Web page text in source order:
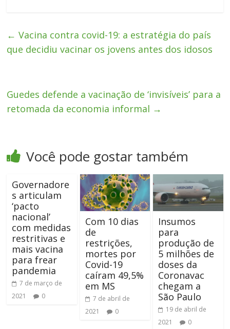
← Vacina contra covid-19: a estratégia do país
que decidiu vacinar os jovens antes dos idosos
Guedes defende a vacinação de ‘invisíveis’ para a
retomada da economia informal →
Você pode gostar também
Governadore
s articulam
‘pacto
nacional’
com medidas
restritivas e
mais vacina
para frear
pandemia
7 de março de
2021
0
Com 10 dias
de
restrições,
mortes por
Covid-19
caíram 49,5%
em MS
7 de abril de
2021
0
Insumos
para
produção de
5 milhões de
doses da
Coronavac
chegam a
São Paulo
19 de abril de
2021
0